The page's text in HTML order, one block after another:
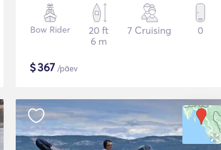
Bow Rider
20 ft
6 m
7 Cruising 0
$367 /päev